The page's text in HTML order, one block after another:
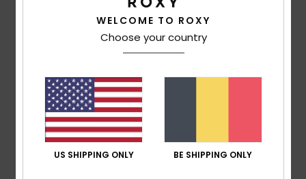
5/5
Frederic8. juli 2026
Just what I was looking for
Comfort: 5/5 Prijs-kwaliteitverhouding
Materiaal: 5/5 Kleur: 5
Ik raad dit product aan
WELCOME TO ROXY
Choose your country
US SHIPPING ONLY BE SHIPPING ONLY